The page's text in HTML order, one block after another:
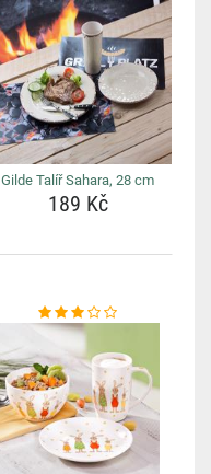
Gilde Talíř Sahara, 28 cm
189 Kč